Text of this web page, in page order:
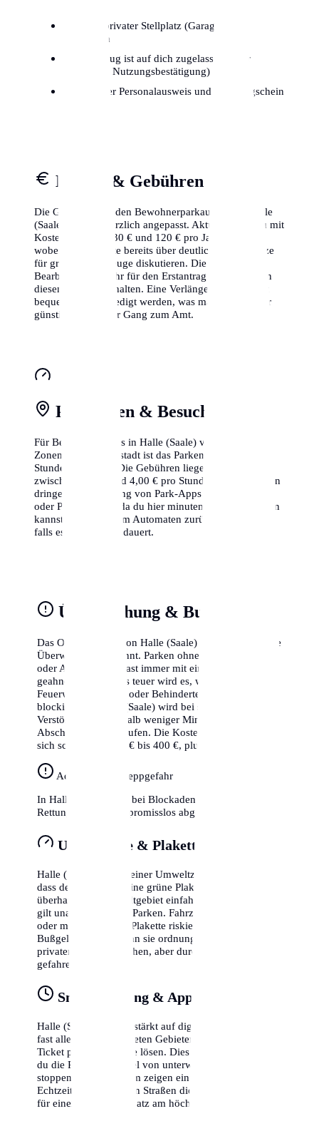
Kein privater Stellplatz (Garage/Hof)
vorhanden
Fahrzeug ist auf dich zugelassen (oder
dauerhafte Nutzungsbestätigung)
Gültiger Personalausweis und Fahrzeugschein
Kosten & Gebühren
Die Gebühren für den Bewohnerparkausweis in Halle
(Saale) wurden kürzlich angepasst. Aktuell musst du mit
Kosten zwischen 30 € und 120 € pro Jahr rechnen,
wobei einige Städte bereits über deutlich höhere Sätze
für größere Fahrzeuge diskutieren. Die
Bearbeitungsgebühr für den Erstantrag ist meistens in
diesem Betrag enthalten. Eine Verlängerung kann oft
bequem online erledigt werden, was manchmal sogar
günstiger ist als der Gang zum Amt.
Parkzonen & Besuchsparken
Für Besucher gibt es in Halle (Saale) verschiedene
Zonen. In der Kernstadt ist das Parken meist auf 2-3
Stunden begrenzt. Die Gebühren liegen hier oft
zwischen 1,50 € und 4,00 € pro Stunde. Wir empfehlen
dringend die Nutzung von Park-Apps wie EasyPark
oder PayByPhone, da du hier minutengenau abrechnen
kannst und nicht zum Automaten zurücklaufen musst,
falls es doch länger dauert.
Überwachung & Bußgelder
Das Ordnungsamt von Halle (Saale) ist für seine strikte
Überwachung bekannt. Parken ohne gültigen Schein
oder Ausweis wird fast immer mit einem Knöllchen
geahndet. Besonders teuer wird es, wenn du Radwege,
Feuerwehrzufahrten oder Behindertenparkplätze
blockierst. In Halle (Saale) wird bei solchen schweren
Verstößen oft innerhalb weniger Minuten der
Abschleppdienst gerufen. Die Kosten hierfür belaufen
sich schnell auf 250 € bis 400 €, plus das Bußgeld.
Achtung Abschleppgefahr
In Halle (Saale) wird bei Blockaden von
Rettungswegen kompromisslos abgeschleppt.
Umweltzone & Plakette
Halle (Saale) liegt in einer Umweltzone. Das bedeutet,
dass dein Fahrzeug eine grüne Plakette benötigt, um
überhaupt in das Stadtgebiet einfahren zu dürfen. Dies
gilt unabhängig vom Parken. Fahrzeuge ohne Plakette
oder mit gelber/roter Plakette riskieren hohe
Bußgelder, selbst wenn sie ordnungsgemäß auf einem
privaten Parkplatz stehen, aber durch die Zone
gefahren sind.
Smart Parking & Apps
Halle (Saale) setzt verstärkt auf digitale Lösungen. In
fast allen bewirtschafteten Gebieten kannst du dein
Ticket per Smartphone lösen. Dies hat den Vorteil, dass
du die Parkzeit flexibel von unterwegs verlängern oder
stoppen kannst. Zudem zeigen einige Apps bereits in
Echtzeit an, in welchen Straßen die Wahrscheinlichkeit
für einen freien Parkplatz am höchsten ist.